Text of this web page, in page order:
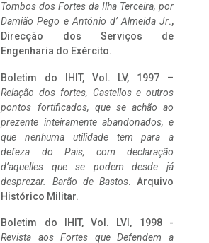
Tombos dos Fortes da Ilha Terceira, por
Damião Pego e António d’ Almeida Jr.,
Direcção dos Serviços de
Engenharia do Exército.
Boletim do IHIT, Vol. LV, 1997 –
Relação dos fortes, Castellos e outros
pontos fortificados, que se achão ao
prezente inteiramente abandonados, e
que nenhuma utilidade tem para a
defeza do Pais, com declaração
d’aquelles que se podem desde já
desprezar. Barão de Bastos. Arquivo
Histórico Militar.
Boletim do IHIT, Vol. LVI, 1998 -
Revista aos Fortes que Defendem a